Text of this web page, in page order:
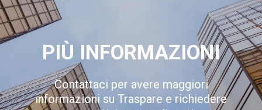
PIÙ INFORMAZIONI
Contattaci per avere maggiori
informazioni su Traspare e richiedere